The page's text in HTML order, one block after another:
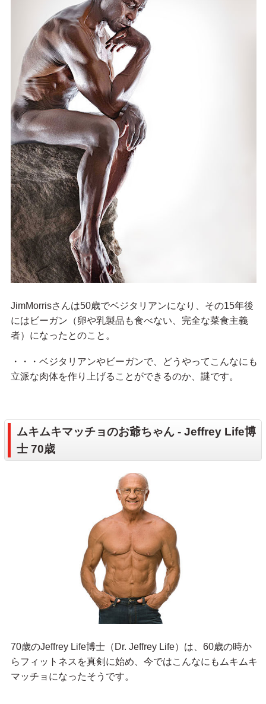
JimMorrisさんは50歳でベジタリアンになり、その15年後
にはビーガン（卵や乳製品も食べない、完全な菜食主義
者）になったとのこと。
・・・ベジタリアンやビーガンで、どうやってこんなにも
立派な肉体を作り上げることができるのか、謎です。
ムキムキマッチョのお爺ちゃん - Jeffrey Life博
士 70歳
70歳のJeffrey Life博士（Dr. Jeffrey Life）は、60歳の時か
らフィットネスを真剣に始め、今ではこんなにもムキムキ
マッチョになったそうです。